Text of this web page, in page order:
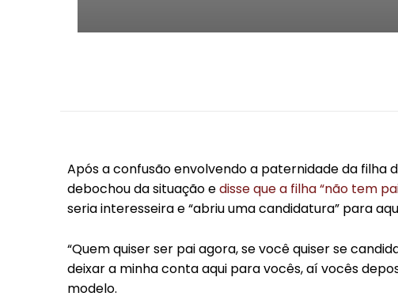
Após a confusão envolvendo a paternidade da filha
debochou da situação edisse que a filha “não tem
seria interesseira e “abriu uma candidatura” para
“Quem quiser ser pai agora, se você quiser se
deixar a minha conta aqui para vocês, aí vocês
modelo.